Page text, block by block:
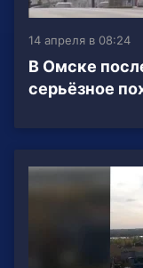
14 апреля в 08:24
В Омске
серьёзное